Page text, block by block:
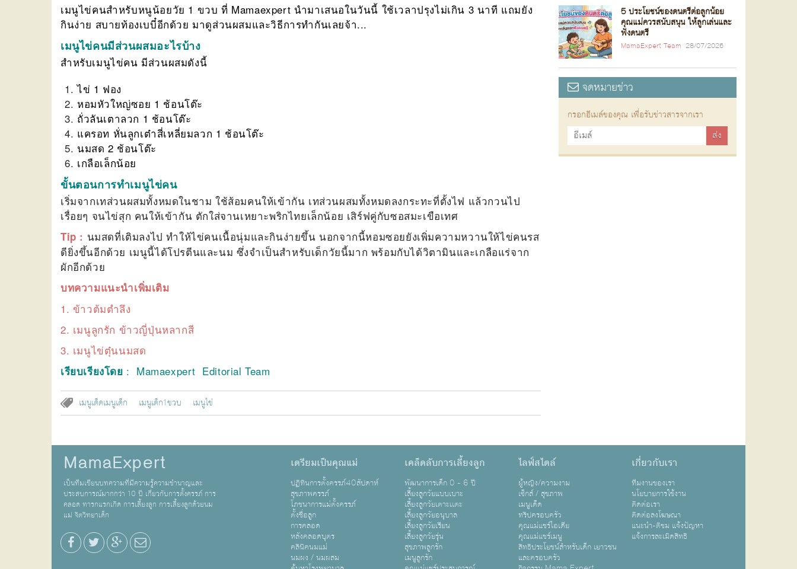
เมนูไข่คนสำหรับหนูน้อยวัย 1 ขวบ ที่ Mamaexpert นำมาเสนอในวันนี้ ใช้เวลาปรุงไม่เกิน 3 นาที แถมยัง
กินง่าย สบายท้องเบบี๋อีกด้วย มาดูส่วนผสมและวิธีการทำกันเลยจ้า...
เมนูไข่คนมีส่วนผสมอะไรบ้าง
สำหรับเมนูไข่คน มีส่วนผสมดังนี้
ไข่ 1 ฟอง
หอมหัวใหญ่ซอย 1 ช้อนโต๊ะ
ถั่วลันเตาลวก 1 ช้อนโต๊ะ
แครอท หั่นลูกเต๋าสี่เหลี่ยมลวก 1 ช้อนโต๊ะ
นมสด 2 ช้อนโต๊ะ
เกลือเล็กน้อย
ขั้นตอนการทำเมนูไข่คน
เริ่มจากเทส่วนผสมทั้งหมดในชาม ใช้ส้อมคนให้เข้ากัน เทส่วนผสมทั้งหมดลงกระทะที่ตั้งไฟ แล้วกวนไป
เรื่อยๆ จนไข่สุก คนให้เข้ากัน ตักใส่จานเหยาะพริกไทยเล็กน้อย เสิร์ฟคู่กับซอสมะเขือเทศ
Tip : นมสดที่เติมลงไป ทำให้ไข่คนเนื้อนุ่มและกินง่ายขึ้น นอกจากนี้หอมซอยยังเพิ่มความหวานให้ไข่คนรส
ดียิ่งขึ้นอีกด้วย เมนูนี้ได้โปรตีนและนม ซึ่งจำเป็นสำหรับเด็กวัยนี้มาก พร้อมกับได้วิตามินและเกลือแร่จาก
ผักอีกด้วย
บทความแนะนำเพิ่มเติม
1. ข้าวต้มตำลึง
2. เมนูลูกรัก ข้าวญี่ปุ่นหลากสี
3. เมนูไข่ตุ๋นนมสด
เรียบเรียงโดย : Mamaexpert Editorial Team
เมนูเด็ดเมนูเด็ก เมนูเด็ก1ขวบ เมนูไข่
5 ประโยชน์ของดนตรีต่อลูกน้อย
คุณแม่ควรสนับสนุน ให้ลูกเล่นและ
ฟังดนตรี
MamaExpert Team 28/07/2026
จดหมายข่าว
กรอกอีเมล์ของคุณ เพื่อรับข่าวสารจากเรา
MamaExpert
เป็นทีมเขียนบทความที่มีความรู้ความชำนาญและ
ประสบการณ์มากกว่า 10 ปี เกี่ยวกับการตั้งครรภ์ การ
คลอด ทารกแรกเกิด การเลี้ยงลูก การเลี้ยงลูกด้วยนม
แม่ จิตวิทยาเด็ก
เตรียมเป็นคุณแม่
ปฏิทินการตั้งครรภ์40สัปดาห์
สุขภาพครรภ์
โภชนาการแม่ตั้งครรภ์
ตั้งชื่อลูก
การคลอด
หลังคลอดบุตร
คลินิคนมแม่
นมผง / นมผสม
เคล็ดลับการเลี้ยงลูก
พัฒนาการเด็ก 0 - 6 ปี
เลี้ยงลูกวัยแบบเบาะ
เลี้ยงลูกวัยเตาะเเตะ
เลี้ยงลูกวัยอนุบาล
เลี้ยงลูกวัยเรียน
เลี้ยงลูกวัยรุ่น
สุขภาพลูกรัก
เมนูลูกรัก
ไลฟ์สไตล์
ผู้หญิง/ความงาม
เซ็กส์ / สุขภาพ
เมนูเด็ด
ทริปครอบครัว
คุณแม่แชร์ไอเดีย
คุณแม่แชร์เมนู
สิทธิประโยชน์สำหรับเด็ก เยาวชน
และครอบครัว
เกี่ยวกับเรา
ทีมงานของเรา
นโยบายการใช้งาน
ติดต่อเรา
ติดต่อลงโฆษณา
แนะนำ-ติชม แจ้งปัญหา
แจ้งการละเมิดสิทธิ